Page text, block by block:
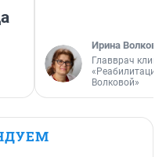
Ирина Волкова
Главврач
«Реабилитация
Волковой»